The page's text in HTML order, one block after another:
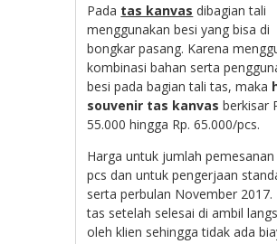
Pada tas kanvas dibagian tali
menggunakan besi yang bisa di
bongkar pasang. Karena
kombinasi bahan serta
besi pada bagian tali tas, maka
souvenir tas kanvas berkisar
55.000 hingga Rp. 65.000/pcs.
Harga untuk jumlah pemesanan
pcs dan untuk pengerjaan
serta perbulan November 2017.
tas setelah selesai di ambil
oleh klien sehingga tidak ada